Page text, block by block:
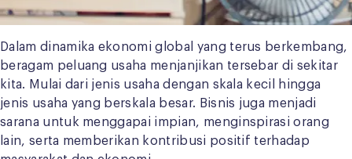
Dalam dinamika ekonomi global yang terus berkembang,
beragam peluang usaha menjanjikan tersebar di sekitar
kita. Mulai dari jenis usaha dengan skala kecil hingga
jenis usaha yang berskala besar. Bisnis juga menjadi
sarana untuk menggapai impian, menginspirasi orang
lain, serta memberikan kontribusi positif terhadap